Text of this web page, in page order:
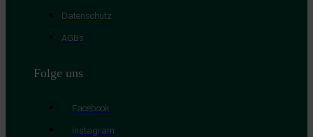
Datenschutz
AGBs
Folge uns
Facebook
Instagram